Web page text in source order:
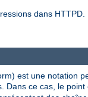
dans
est une notation
Dans ce cas, le